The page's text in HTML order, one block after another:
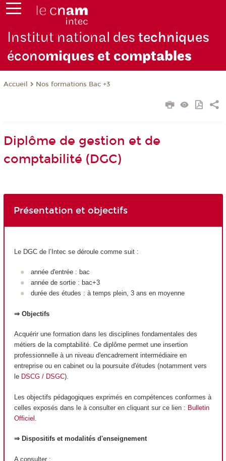
Institut national destechniques
économiques et comptables
Accueil Nos formations Bac +3
Diplôme de gestion et de
comptabilité (DGC)
Présentation et objectifs
Le DGC de l’Intec se déroule comme suit :
année d'entrée : bac
année de sortie : bac+3
durée des études : à temps plein, 3 ans en moyenne
⇒ Objectifs
Acquérir une formation dans les disciplines fondamentales des
métiers de la comptabilité. Ce diplôme permet une insertion
professionnelle à un niveau d'encadrement intermédiaire en
entreprise ou en cabinet ou la poursuite d'études (notamment vers
le DSCG / DSGC).
Les objectifs pédagogiques exprimés en compétences conformes à
celles exposés dans le à consulter en cliquant sur ce lien : Bulletin
Officiel
⇒ Dispositifs et modalités d'enseignement
A consulter :